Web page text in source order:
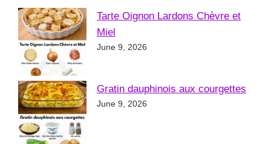
Tarte Oignon Lardons Chèvre et
Miel
June 9, 2026
Gratin dauphinois aux courgettes
June 9, 2026